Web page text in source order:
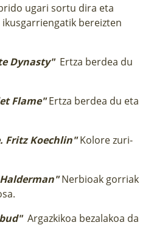
ugari sortu dira eta
bereizten
Dynasty" Ertza berdea du
Flame"Ertza berdea du eta
Fritz Koechlin"Kolore zuri-
Nerbioak gorriak
Argazkikoa bezalakoa da